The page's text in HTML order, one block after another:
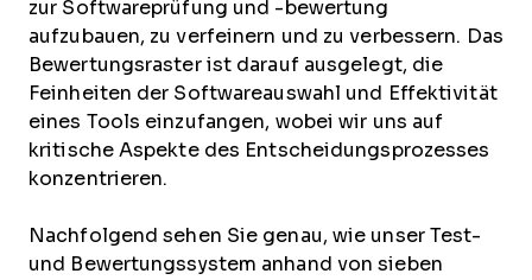
zur Softwareprüfung und -bewertung
aufzubauen, zu verfeinern und zu verbessern. Das
Bewertungsraster ist darauf ausgelegt, die
Feinheiten der Softwareauswahl und Effektivität
eines Tools einzufangen, wobei wir uns auf
kritische Aspekte des Entscheidungsprozesses
konzentrieren.
Nachfolgend sehen Sie genau, wie unser Test-
und Bewertungssystem anhand von sieben